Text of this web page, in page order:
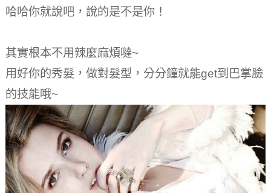
哈哈你就說吧，說的是不是你！
其實根本不用辣麼麻煩噠~
用好你的秀髮，做對髮型，分分鐘就能get到巴掌臉
的技能哦~